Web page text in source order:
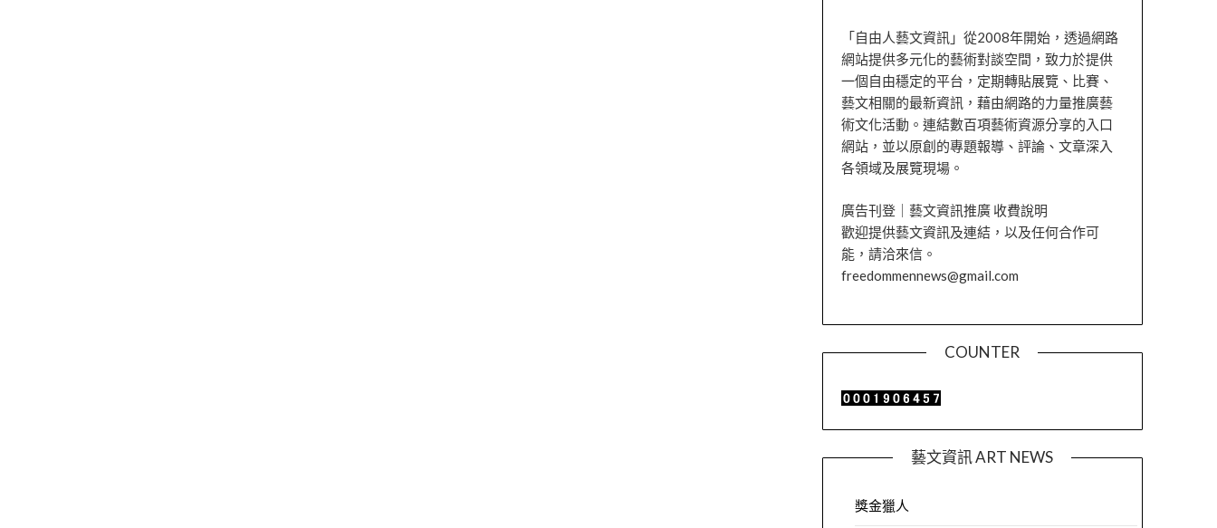
「自由人藝文資訊」從2008年開始，透過網路
網站提供多元化的藝術對談空間，致力於提供
一個自由穩定的平台，定期轉貼展覽、比賽、
藝文相關的最新資訊，藉由網路的力量推廣藝
術文化活動。連結數百項藝術資源分享的入口
網站，並以原創的專題報導、評論、文章深入
各領域及展覽現場。
廣告刊登｜藝文資訊推廣 收費說明
歡迎提供藝文資訊及連結，以及任何合作可
能，請洽來信。
freedommennews@gmail.com
COUNTER
藝文資訊 ART NEWS
獎金獵人